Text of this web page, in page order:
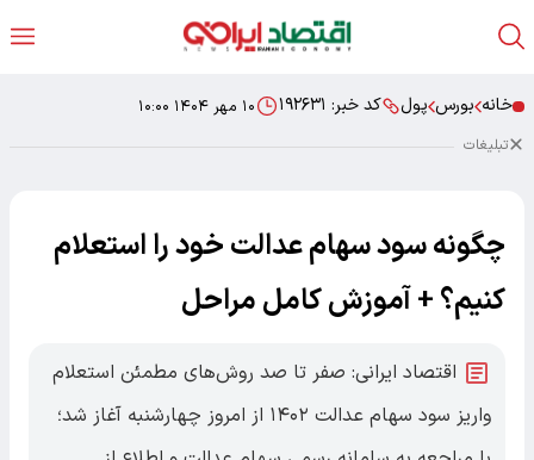
خانه بورس پول کد خبر: ۱۹۲۶۳۱ ۱۰ مهر ۱۴۰۴ ۱۰:۰۰
تبلیغات
چگونه سود سهام عدالت خود را استعلام
کنیم؟ + آموزش کامل مراحل
اقتصاد ایرانی: صفر تا صد روش‌های مطمئن استعلام
واریز سود سهام عدالت ۱۴۰۲ از امروز چهارشنبه آغاز شد؛